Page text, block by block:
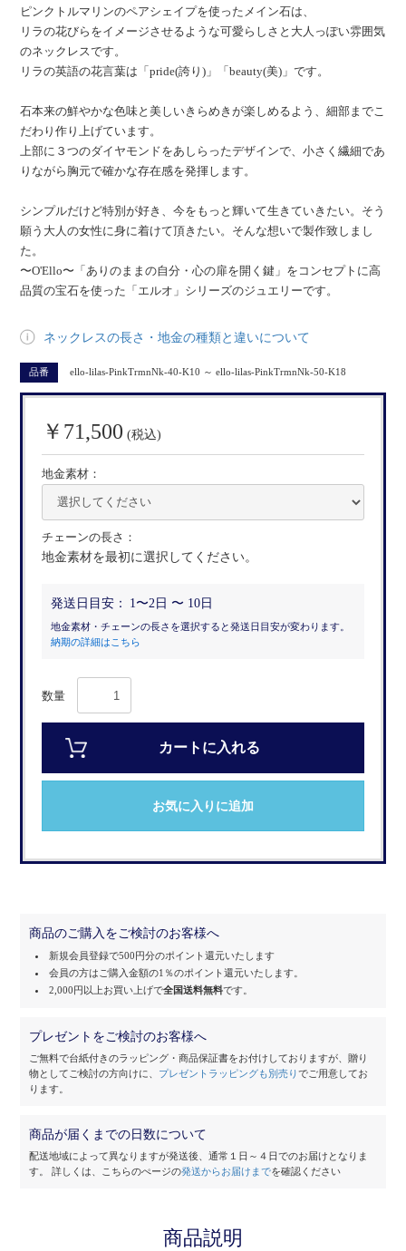
ピンクトルマリンのペアシェイプを使ったメイン石は、
リラの花びらをイメージさせるような可愛らしさと大人っぽい雰囲気
のネックレスです。
リラの英語の花言葉は「pride(誇り)」「beauty(美)」です。
石本来の鮮やかな色味と美しいきらめきが楽しめるよう、細部までこ
だわり作り上げています。
上部に３つのダイヤモンドをあしらったデザインで、小さく繊細であ
りながら胸元で確かな存在感を発揮します。
シンプルだけど特別が好き、今をもっと輝いて生きていきたい。そう
願う大人の女性に身に着けて頂きたい。そんな想いで製作致しまし
た。
〜O'Ello〜「ありのままの自分・心の扉を開く鍵」をコンセプトに高
品質の宝石を使った「エルオ」シリーズのジュエリーです。
ネックレスの長さ・地金の種類と違いについて
品番 ello-lilas-PinkTrmnNk-40-K10 ～ ello-lilas-PinkTrmnNk-50-K18
￥71,500 (税込)
地金素材：
チェーンの長さ：
地金素材を最初に選択してください。
発送日目安： 1〜2日 〜 10日
地金素材・チェーンの長さを選択すると発送日目安が変わります。
納期の詳細はこちら
数量
カートに入れる
お気に入りに追加
商品のご購入をご検討のお客様へ
新規会員登録で500円分のポイント還元いたします
会員の方はご購入金額の1％のポイント還元いたします。
2,000円以上お買い上げで全国送料無料です。
プレゼントをご検討のお客様へ
ご無料で台紙付きのラッピング・商品保証書をお付けしておりますが、贈り
物としてご検討の方向けに、 プレゼントラッピングも別売りでご用意してお
ります。
商品が届くまでの日数について
配送地域によって異なりますが発送後、通常１日～４日でのお届けとなりま
す。
詳しくは、こちらのぺージの発送からお届けまでを確認ください
商品説明